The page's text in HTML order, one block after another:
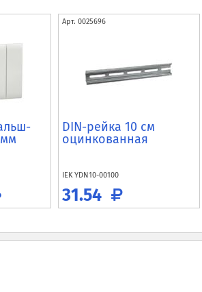
Арт. 0025696
DIN-рейка 10 см
оцинкованная
IEKYDN10-00100
31.54